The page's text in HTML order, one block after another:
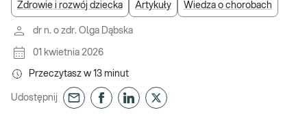
Zdrowie i rozwój dziecka Artykuły Wiedza o chorobach
dr n. o zdr. Olga Dąbska
01 kwietnia 2026
Przeczytasz w 13 minut
Udostępnij